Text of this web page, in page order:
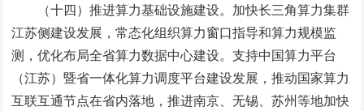
（十四）推进算力基础设施建设。加快长三角算力集群
江苏侧建设发展，常态化组织算力窗口指导和算力规模监
测，优化布局全省算力数据中心建设。支持中国算力平台
（江苏）暨省一体化算力调度平台建设发展，推动国家算力
互联互通节点在省内落地，推进南京、无锡、苏州等地加快